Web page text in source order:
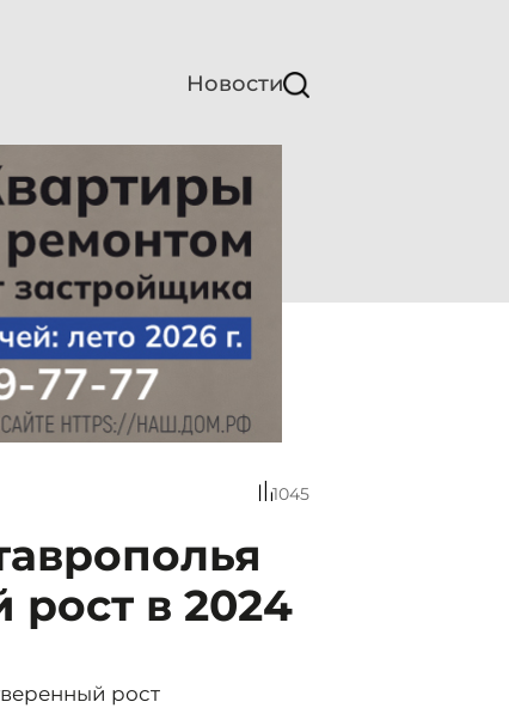
Новости
1045
рост в 2024
рост